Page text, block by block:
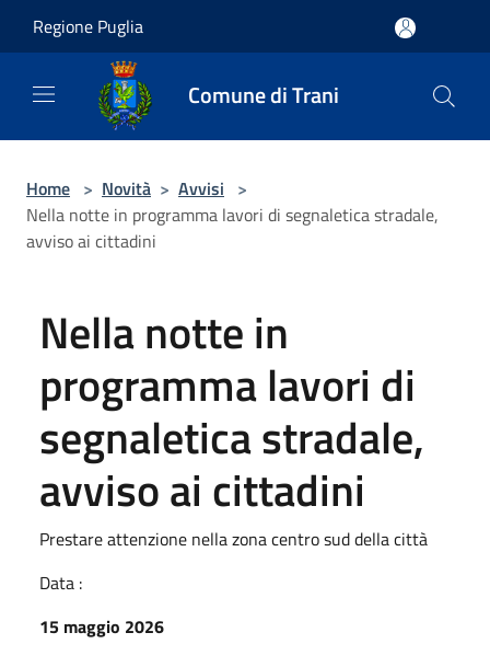
Regione Puglia
Comune di Trani
Home > Novità > Avvisi >
Nella notte in programma lavori di segnaletica stradale,
avviso ai cittadini
Nella notte in
programma lavori di
segnaletica stradale,
avviso ai cittadini
Prestare attenzione nella zona centro sud della città
Data :
15 maggio 2026